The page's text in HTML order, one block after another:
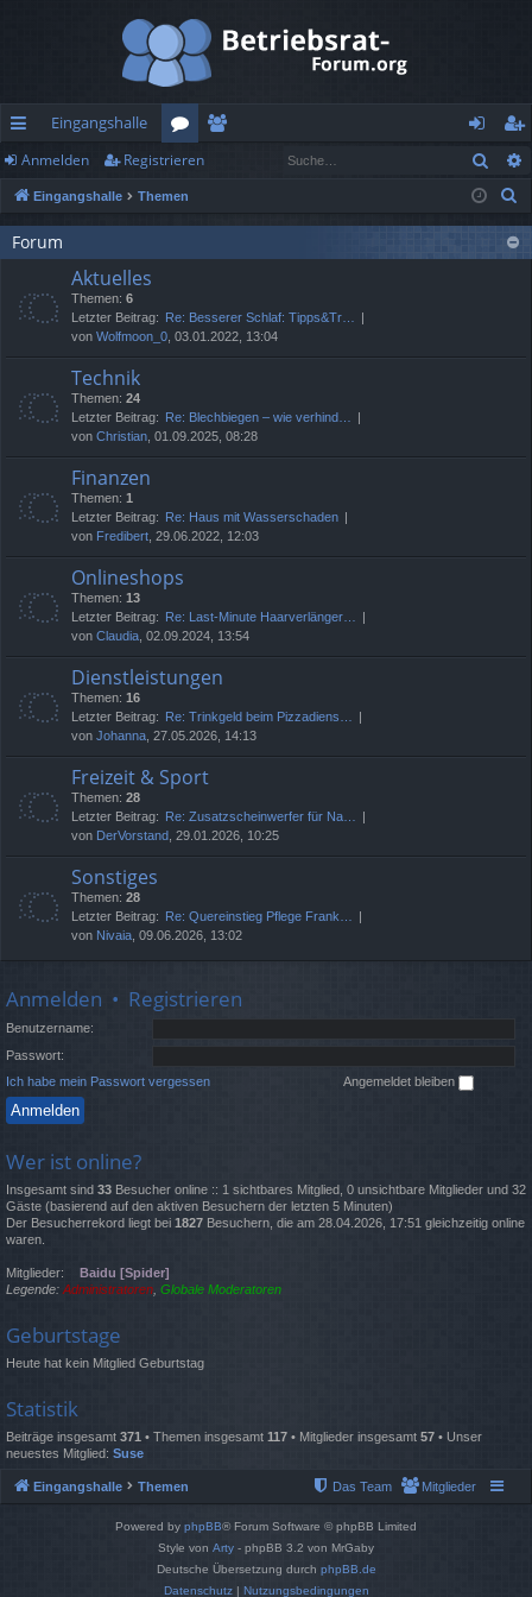
ch
ne
llz
rif
f
Eingangshalle
or
en
n
m
eg
ist
rie
Anmelden Registrieren
Eingangshalle Themen
Forum
Aktuelles
Themen: 6
Letzter Beitrag: Re: Besserer Schlaf: Tipps&Tr…
von Wolfmoon_0 , 03.01.2022, 13:04
Technik
Themen: 24
Letzter Beitrag: Re: Blechbiegen – wie verhind…
von Christian , 01.09.2025, 08:28
Finanzen
Themen: 1
Letzter Beitrag: Re: Haus mit Wasserschaden
von Fredibert , 29.06.2022, 12:03
Onlineshops
Themen: 13
Letzter Beitrag: Re: Last-Minute Haarverlänger…
von Claudia , 02.09.2024, 13:54
Dienstleistungen
Themen: 16
Letzter Beitrag: Re: Trinkgeld beim Pizzadiens…
von Johanna , 27.05.2026, 14:13
Freizeit & Sport
Themen: 28
Letzter Beitrag: Re: Zusatzscheinwerfer für Na…
von DerVorstand , 29.01.2026, 10:25
Sonstiges
Themen: 28
Letzter Beitrag: Re: Quereinstieg Pflege Frank…
von Nivaia , 09.06.2026, 13:02
Anmelden • Registrieren
Benutzername:
Passwort:
Ich habe mein Passwort vergessen
Angemeldet bleiben
Wer ist online?
Insgesamt sind 33 Besucher online :: 1 sichtbares Mitglied, 0 unsichtbare Mitglieder und 32
Gäste (basierend auf den aktiven Besuchern der letzten 5 Minuten)
Der Besucherrekord liegt bei 1827 Besuchern, die am 28.04.2026, 17:51 gleichzeitig online
waren.
Mitglieder:
Baidu [Spider]
Legende: Administratoren Globale Moderatoren
Geburtstage
Heute hat kein Mitglied Geburtstag
Statistik
Beiträge insgesamt 371 • Themen insgesamt 117 • Mitglieder insgesamt 57 • Unser
neuestes Mitglied: Suse
Eingangshalle Themen Mitglieder
Das Team
Powered by phpBB® Forum Software © phpBB Limited
Style von Arty - phpBB 3.2 von MrGaby
Deutsche Übersetzung durch phpBB.de
Datenschutz| Nutzungsbedingungen